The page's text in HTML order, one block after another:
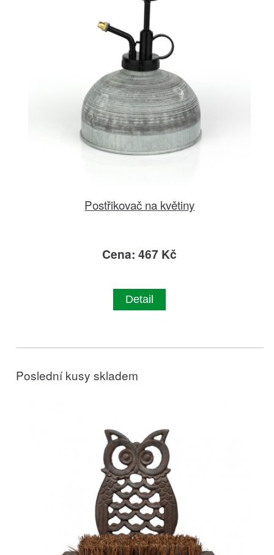
Postřikovač na květiny
Cena: 467 Kč
Detail
Poslední kusy skladem